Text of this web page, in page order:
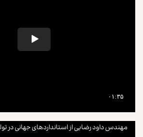
مهندس داود رضایی از استانداردهای جهانی در